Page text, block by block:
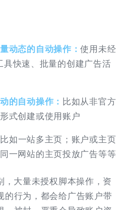
动态的自动操作：使用未经
具快速、批量的创建广告活
的自动操作： 比如从非官方
式创建或使用账户
比如一站多主页；账户或主页
一网站的主页投放广告等等
，大量未授权脚本操作，资
的行为，都会给广告账户带